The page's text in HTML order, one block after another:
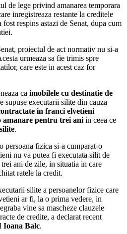
de lege privind amanarea temporara
inregistreaza restante la creditele
respins astazi de Senat, dupa cum
proiectul de act normativ nu si-a
urmeaza sa fie trimis spre
care este in acest caz for
ca imobilele cu destinatie de
supuse executarii silite din cauza
in franci elvetieni
amanare pentru trei ani in ceea ce
.
persoana fizica si-a cumparat-o
nu va putea fi executata silit de
ani de zile, in situatia in care
ratele la credit.
silite a persoanelor fizice care
ar fi, la o prima vedere, in
vine sa mascheze clauzele
de credite, a declarat recent
Ioana Balc.